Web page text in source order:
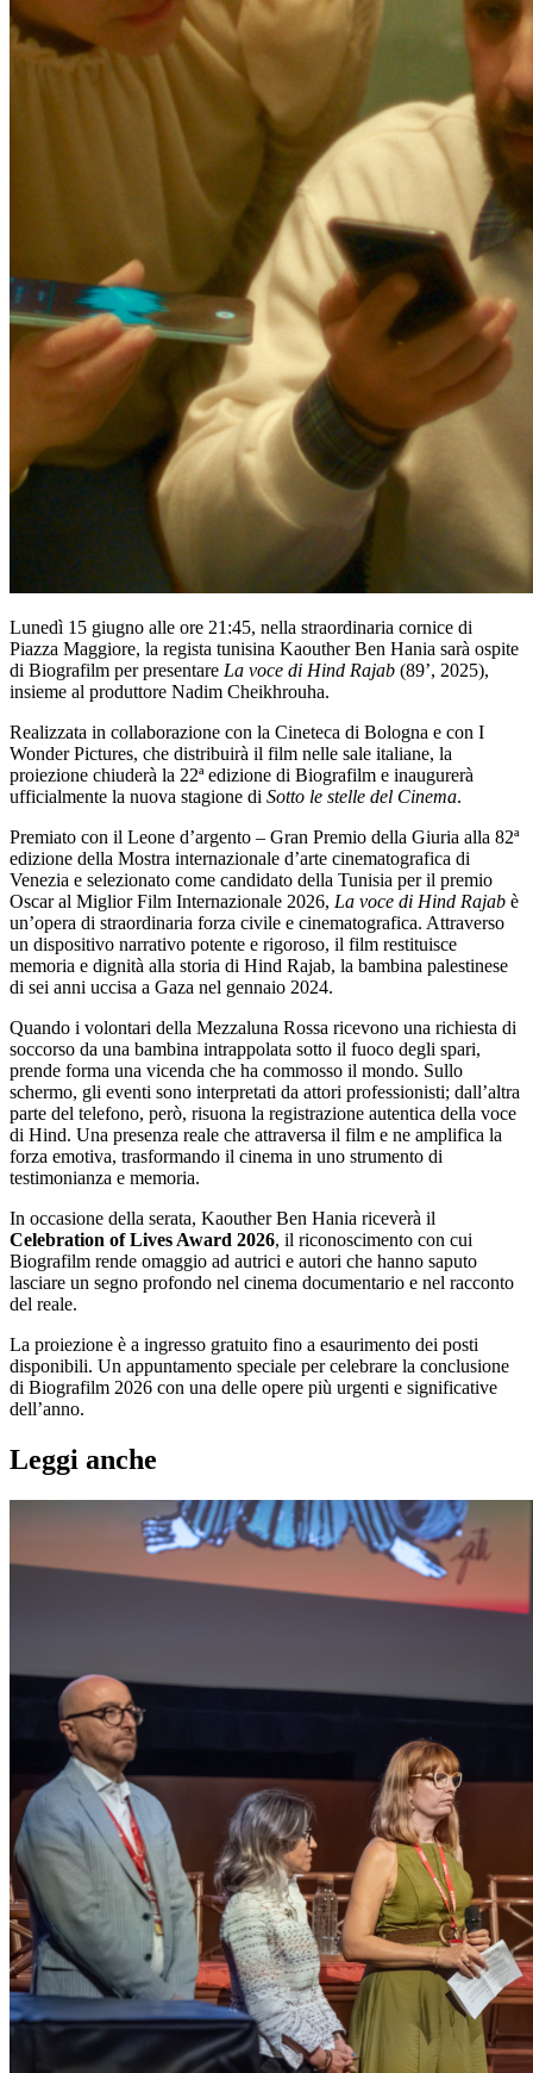
Lunedì 15 giugno alle ore 21:45, nella straordinaria cornice di
Piazza Maggiore, la regista tunisina Kaouther Ben Hania sarà ospite
di Biografilm per presentare La voce di Hind Rajab (89’, 2025),
insieme al produttore Nadim Cheikhrouha.
Realizzata in collaborazione con la Cineteca di Bologna e con I
Wonder Pictures, che distribuirà il film nelle sale italiane, la
proiezione chiuderà la 22ª edizione di Biografilm e inaugurerà
ufficialmente la nuova stagione di Sotto le stelle del Cinema.
Premiato con il Leone d’argento – Gran Premio della Giuria alla 82ª
edizione della Mostra internazionale d’arte cinematografica di
Venezia e selezionato come candidato della Tunisia per il premio
Oscar al Miglior Film Internazionale 2026, La voce di Hind Rajab è
un’opera di straordinaria forza civile e cinematografica. Attraverso
un dispositivo narrativo potente e rigoroso, il film restituisce
memoria e dignità alla storia di Hind Rajab, la bambina palestinese
di sei anni uccisa a Gaza nel gennaio 2024.
Quando i volontari della Mezzaluna Rossa ricevono una richiesta di
soccorso da una bambina intrappolata sotto il fuoco degli spari,
prende forma una vicenda che ha commosso il mondo. Sullo
schermo, gli eventi sono interpretati da attori professionisti; dall’altra
parte del telefono, però, risuona la registrazione autentica della voce
di Hind. Una presenza reale che attraversa il film e ne amplifica la
forza emotiva, trasformando il cinema in uno strumento di
testimonianza e memoria.
In occasione della serata, Kaouther Ben Hania riceverà il
Celebration of Lives Award 2026, il riconoscimento con cui
Biografilm rende omaggio ad autrici e autori che hanno saputo
lasciare un segno profondo nel cinema documentario e nel racconto
del reale.
La proiezione è a ingresso gratuito fino a esaurimento dei posti
disponibili. Un appuntamento speciale per celebrare la conclusione
di Biografilm 2026 con una delle opere più urgenti e significative
dell’anno.
Leggi anche